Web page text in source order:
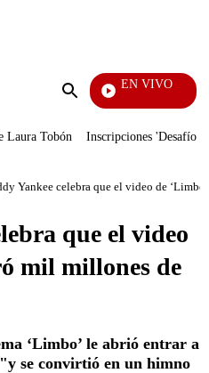
Enviar
EN VIVO
Yo
Laura Tobón Inscripciones 'Desafío'
Yankee celebra que el video de
que el video
mil millones de
‘Limbo’ le abrió entrar a
se convirtió en un himno